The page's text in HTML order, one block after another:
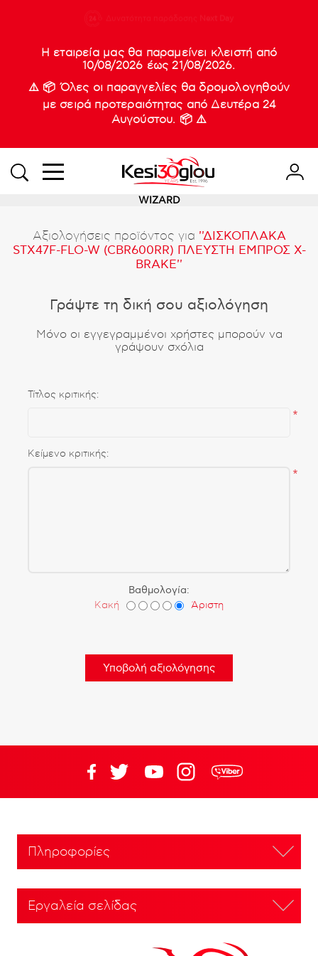
Η εταιρεία μας θα παραμείνει κλειστή από
10/08/2026 έως 21/08/2026.
⚠️ 📦 Όλες οι παραγγελίες θα δρομολογηθούν
με σειρά προτεραιότητας από Δευτέρα 24
Αυγούστου. 📦 ⚠️
WIZARD
Αξιολογήσεις προϊόντος για
ΔΙΣΚΟΠΛΑΚΑ
STX47F-FLO-W (CBR600RR) ΠΛΕΥΣΤΗ ΕΜΠΡΟΣ X-
BRAKE
Γράψτε τη δική σου αξιολόγηση
Μόνο οι εγγεγραμμένοι χρήστες μπορούν να
γράψουν σχόλια
Τίτλος κριτικής:
*
Κείμενο κριτικής:
*
Βαθμολογία:
Κακή Άριστη
Πληροφορίες
Εργαλεία σελίδας